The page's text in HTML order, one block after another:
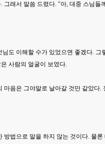
래서 말씀 드렸다. "아, 대중 스님들
도 이해할 수가 있었으면 좋겠다. 그
사람의 얼굴이 보였다.
음은 그야말로 날아갈 것만 같았다.
법으로 말을 하지 않는 것이다. 물